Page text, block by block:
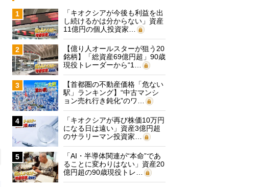
1
「キオクシアが今後も利益を出
し続けるかは分からない」資産
11億円の個人投資家…
2
【億り人オールスターが狙う20
銘柄】「総資産69億円超」90歳
現役トレーダーから“1…
3
【首都圏の不動産価格「危ない
駅」ランキング】“中古マンシ
ョン売れ行き鈍化”のワ…
4
「キオクシアが再び株価10万円
になる日は遠い」資産3億円超
のサラリーマン投資家…
5
「AI・半導体関連が“本命”であ
ることに変わりはない」資産20
億円超の90歳現役トレ…